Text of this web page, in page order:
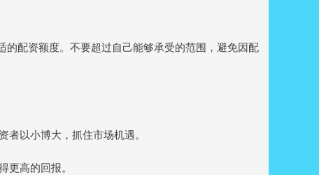
配资额度。不要超过自己能够承受的范围，避免因配
以小博大，抓住市场机遇。
高的回报。